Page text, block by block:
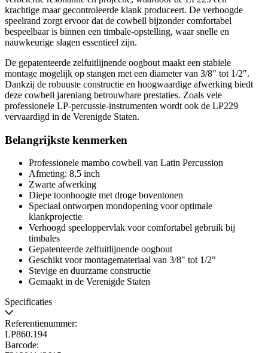
krachtige maar gecontroleerde klank produceert. De verhoogde
speelrand zorgt ervoor dat de cowbell bijzonder comfortabel
bespeelbaar is binnen een timbale-opstelling, waar snelle en
nauwkeurige slagen essentieel zijn.
De gepatenteerde zelfuitlijnende oogbout maakt een stabiele
montage mogelijk op stangen met een diameter van 3/8" tot 1/2".
Dankzij de robuuste constructie en hoogwaardige afwerking biedt
deze cowbell jarenlang betrouwbare prestaties. Zoals vele
professionele LP-percussie-instrumenten wordt ook de LP229
vervaardigd in de Verenigde Staten.
Belangrijkste kenmerken
Professionele mambo cowbell van Latin Percussion
Afmeting: 8,5 inch
Zwarte afwerking
Diepe toonhoogte met droge boventonen
Speciaal ontworpen mondopening voor optimale
klankprojectie
Verhoogd speeloppervlak voor comfortabel gebruik bij
timbales
Gepatenteerde zelfuitlijnende oogbout
Geschikt voor montagemateriaal van 3/8" tot 1/2"
Stevige en duurzame constructie
Gemaakt in de Verenigde Staten
Specificaties
Referentienummer:
LP860.194
Barcode: